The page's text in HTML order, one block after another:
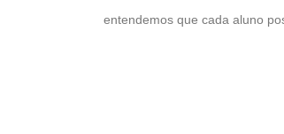
entendemos que cada aluno